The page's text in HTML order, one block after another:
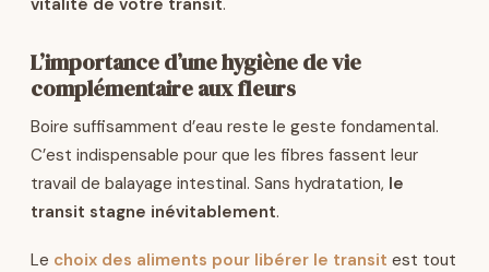
vitalité de votre transit.
L’importance d’une hygiène de vie
complémentaire aux fleurs
Boire suffisamment d’eau reste le geste fondamental.
C’est indispensable pour que les fibres fassent leur
travail de balayage intestinal. Sans hydratation, le
transit stagne inévitablement.
Le choix des aliments pour libérer le transit est tout